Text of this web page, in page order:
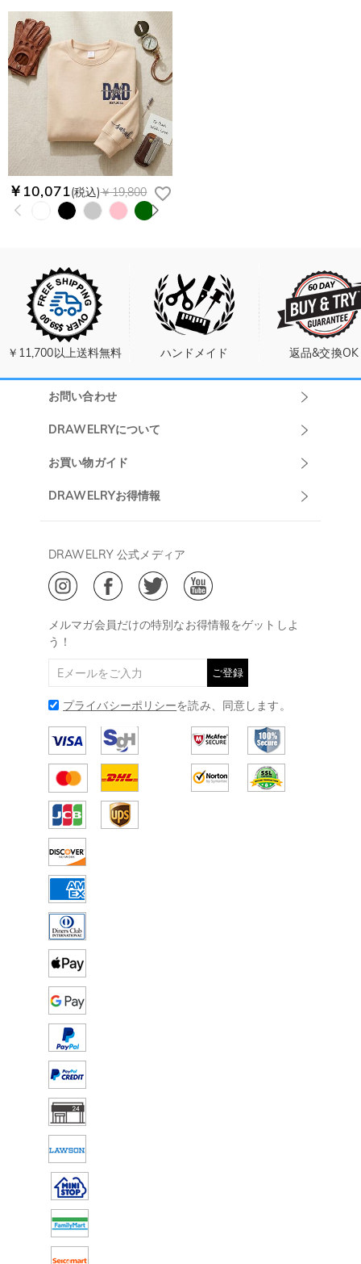
￥10,071(税込)￥19,800
￥11,700以上送料無料 ハンドメイド 返品&交換OK
お問い合わせ
DRAWELRYについて
DRAWELRYについて
ご利用規約
ご特定商取引法に基づく表示
お買い物ガイド
発送について
ジュエリーお手入れ
Drawelry Blog
DRAWELRYお得情報
会員・ポイントについて
メルマガ会員だけの特別なお得情報をゲットしよ
う！
ご登録
プライバシーポリシーを読み、同意します。
DRAWELRY 公式メディア